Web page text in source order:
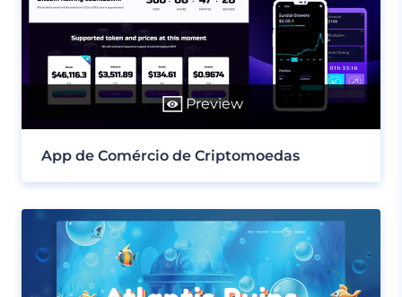
Preview
App de Comércio de Criptomoedas